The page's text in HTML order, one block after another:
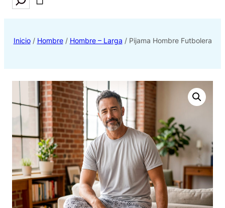
Inicio/ Hombre/ Hombre – Larga / Pijama Hombre Futbolera